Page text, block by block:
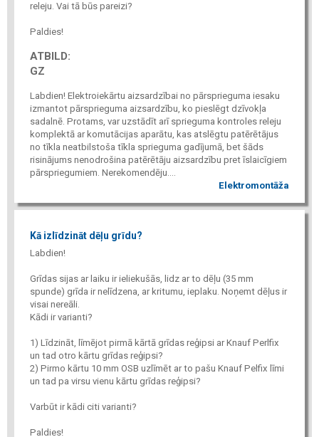
releju. Vai tā būs pareizi?
Paldies!
ATBILD:
GZ
Labdien! Elektroiekārtu aizsardzībai no pārsprieguma iesaku
izmantot pārsprieguma aizsardzību, ko pieslēgt dzīvokļa
sadalnē. Protams, var uzstādīt arī sprieguma kontroles releju
komplektā ar komutācijas aparātu, kas atslēgtu patērētājus
no tīkla neatbilstoša tīkla sprieguma gadījumā, bet šāds
risinājums nenodrošina patērētāju aizsardzību pret īslaicīgiem
pārspriegumiem. Nerekomendēju....
Elektromontāža
Kā izlīdzināt dēļu grīdu?
Labdien!
Grīdas sijas ar laiku ir ieliekušās, lidz ar to dēļu (35 mm
spunde) grīda ir nelīdzena, ar kritumu, ieplaku. Noņemt dēļus ir
visai nereāli.
Kādi ir varianti?
1) Līdzināt, līmējot pirmā kārtā grīdas reģipsi ar Knauf Perlfix
un tad otro kārtu grīdas reģipsi?
2) Pirmo kārtu 10 mm OSB uzlīmēt ar to pašu Knauf Pelfix līmi
un tad pa virsu vienu kārtu grīdas reģipsi?
Varbūt ir kādi citi varianti?
Paldies!